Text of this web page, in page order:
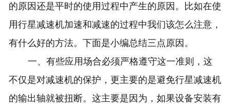
新闻中心
联系我们
的原因还是平时的使用过程中产生的原因。比如在使
用行星减速机加速和减速的过程中我们该怎么注意，
有什么好的方法。下面是小编总结三点原因。
一、有些应用场合必须严格遵守这一准则，这
不仅是对减速机的保护，更主要的是避免行星减速机
的输出轴就被扭断。这主要是因为，如果设备安装有